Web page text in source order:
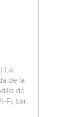
La
de la
de
Fi, bar,